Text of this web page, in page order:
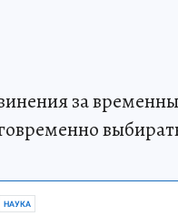
за
НАУКА